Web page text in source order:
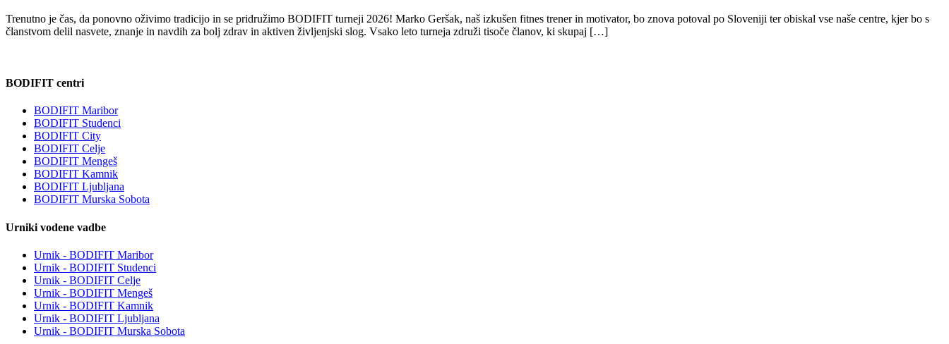
Trenutno je čas, da ponovno oživimo tradicijo in se pridružimo BODIFIT turneji 2026! Marko Geršak, naš izkušen fitnes trener in motivator, bo znova potoval po Sloveniji ter obiskal vse naše centre, kjer bo s
članstvom delil nasvete, znanje in navdih za bolj zdrav in aktiven življenjski slog. Vsako leto turneja združi tisoče članov, ki skupaj […]
BODIFIT centri
BODIFIT Maribor
BODIFIT Studenci
BODIFIT City
BODIFIT Celje
BODIFIT Mengeš
BODIFIT Kamnik
BODIFIT Ljubljana
BODIFIT Murska Sobota
Urniki vodene vadbe
Urnik - BODIFIT Maribor
Urnik - BODIFIT Studenci
Urnik - BODIFIT Celje
Urnik - BODIFIT Mengeš
Urnik - BODIFIT Kamnik
Urnik - BODIFIT Ljubljana
Urnik - BODIFIT Murska Sobota